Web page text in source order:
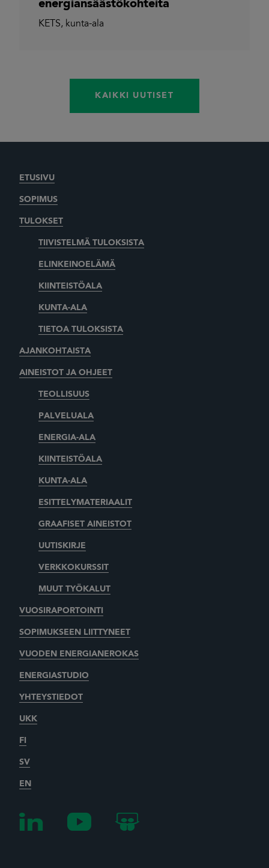
energiansäästökohteita
KETS, kunta-ala
KAIKKI UUTISET
ETUSIVU
SOPIMUS
TULOKSET
TIIVISTELMÄ TULOKSISTA
ELINKEINOELÄMÄ
KIINTEISTÖALA
KUNTA-ALA
TIETOA TULOKSISTA
AJANKOHTAISTA
AINEISTOT JA OHJEET
TEOLLISUUS
PALVELUALA
ENERGIA-ALA
KIINTEISTÖALA
KUNTA-ALA
ESITTELYMATERIAALIT
GRAAFISET AINEISTOT
UUTISKIRJE
VERKKOKURSSIT
MUUT TYÖKALUT
VUOSIRAPORTOINTI
SOPIMUKSEEN LIITTYNEET
VUODEN ENERGIANEROKAS
ENERGIASTUDIO
YHTEYSTIEDOT
UKK
FI
SV
EN